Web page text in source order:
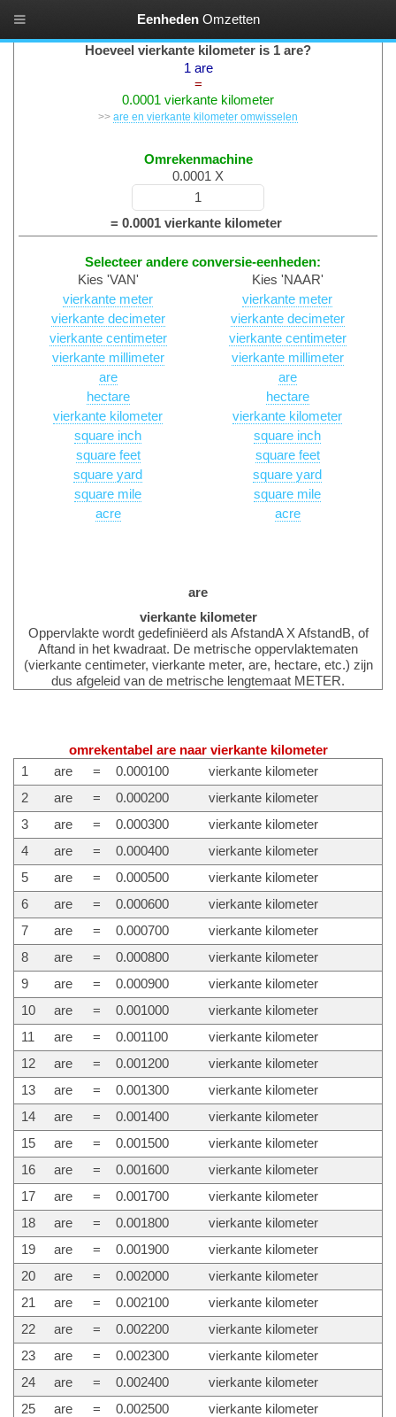
Hoeveel vierkante kilometer is 1 are?
1 are
=
0.0001 vierkante kilometer
>> are en vierkante kilometer omwisselen
Omrekenmachine
0.0001 X
= 0.0001 vierkante kilometer
Selecteer andere conversie-eenheden:
Kies 'VAN'
Kies 'NAAR'
vierkante meter
vierkante decimeter
vierkante centimeter
vierkante millimeter
are
hectare
vierkante kilometer
square inch
square feet
square yard
square mile
acre
vierkante meter
vierkante decimeter
vierkante centimeter
vierkante millimeter
are
hectare
vierkante kilometer
square inch
square feet
square yard
square mile
acre
are
vierkante kilometer
Oppervlakte wordt gedefiniëerd als AfstandA X AfstandB, of
Aftand in het kwadraat. De metrische oppervlaktematen
(vierkante centimeter, vierkante meter, are, hectare, etc.) zijn
dus afgeleid van de metrische lengtemaat METER.
omrekentabel are naar vierkante kilometer
1
are = 0.000100
vierkante kilometer
2
are = 0.000200
vierkante kilometer
3
are = 0.000300
vierkante kilometer
4
are = 0.000400
vierkante kilometer
5
are = 0.000500
vierkante kilometer
6
are = 0.000600
vierkante kilometer
7
are = 0.000700
vierkante kilometer
8
are = 0.000800
vierkante kilometer
9
are = 0.000900
vierkante kilometer
10
are = 0.001000
vierkante kilometer
11
are = 0.001100
vierkante kilometer
12
are = 0.001200
vierkante kilometer
13
are = 0.001300
vierkante kilometer
14
are = 0.001400
vierkante kilometer
15
are = 0.001500
vierkante kilometer
16
are = 0.001600
vierkante kilometer
17
are = 0.001700
vierkante kilometer
18
are = 0.001800
vierkante kilometer
19
are = 0.001900
vierkante kilometer
20
are = 0.002000
vierkante kilometer
21
are = 0.002100
vierkante kilometer
22
are = 0.002200
vierkante kilometer
23
are = 0.002300
vierkante kilometer
24
are = 0.002400
vierkante kilometer
25
are = 0.002500
vierkante kilometer
Eenheden Omzetten